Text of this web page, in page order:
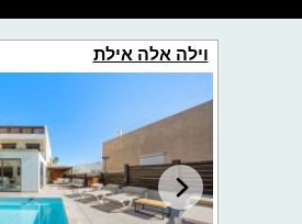
וילה אלה אילת